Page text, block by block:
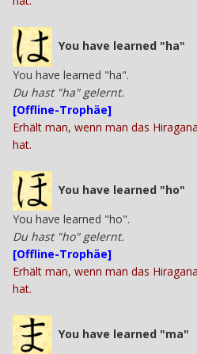
You have learned "ha"
You have learned "ha".
Du hast "ha" gelernt.
[Offline-Trophäe]
Erhält man, wenn man das
hat.
You have learned "ho"
You have learned "ho".
Du hast "ho" gelernt.
[Offline-Trophäe]
Erhält man, wenn man das
hat.
You have learned "ma"